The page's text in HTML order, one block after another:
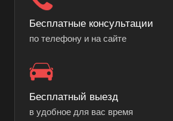
Бесплатные консультации
по телефону и на сайте
Бесплатный выезд
в удобное для вас время